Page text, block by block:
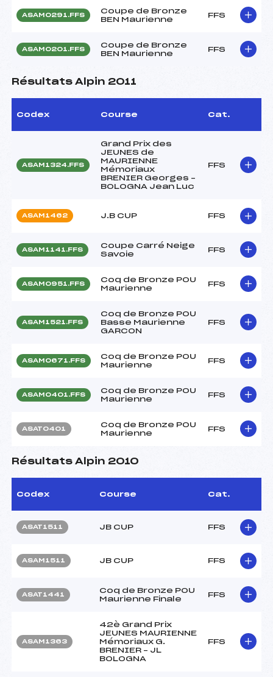
ASAM0291.FFS
Coupe de Bronze
BEN Maurienne
FFS
ASAM0201.FFS
Coupe de Bronze
BEN Maurienne
FFS
Résultats Alpin 2011
Codex Course Cat.
ASAM1324.FFS
Grand Prix des
JEUNES de
MAURIENNE
Mémoriaux
BRENIER Georges –
BOLOGNA Jean Luc
FFS
ASAM1462 J.B CUP FFS
ASAM1141.FFS
Coupe Carré Neige
Savoie
FFS
ASAM0951.FFS
Coq de Bronze POU
Maurienne
FFS
ASAM1521.FFS
Coq de Bronze POU
Basse Maurienne
GARCON
FFS
ASAM0671.FFS
Coq de Bronze POU
Maurienne
FFS
ASAM0401.FFS
Coq de Bronze POU
Maurienne
FFS
ASAT0401
Coq de Bronze POU
Maurienne
FFS
Résultats Alpin 2010
Codex Course Cat.
ASAT1511 JB CUP FFS
ASAM1511 JB CUP FFS
ASAT1441
Coq de Bronze POU
Maurienne Finale
FFS
ASAM1363
42è Grand Prix
JEUNES MAURIENNE
Mémoriaux G.
BRENIER – JL
BOLOGNA
FFS